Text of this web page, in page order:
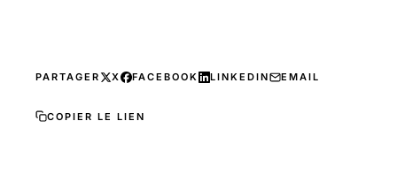
PARTAGER X FACEBOOK LINKEDIN EMAIL
COPIER LE LIEN